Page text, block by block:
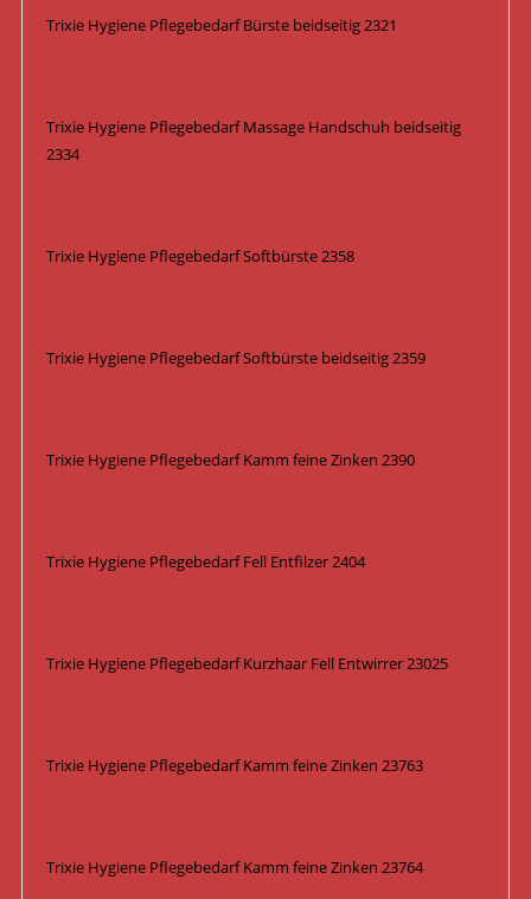
Trixie Hygiene Pflegebedarf Bürste beidseitig 2321
Trixie Hygiene Pflegebedarf Massage Handschuh beidseitig
2334
Trixie Hygiene Pflegebedarf Softbürste 2358
Trixie Hygiene Pflegebedarf Softbürste beidseitig 2359
Trixie Hygiene Pflegebedarf Kamm feine Zinken 2390
Trixie Hygiene Pflegebedarf Fell Entfilzer 2404
Trixie Hygiene Pflegebedarf Kurzhaar Fell Entwirrer 23025
Trixie Hygiene Pflegebedarf Kamm feine Zinken 23763
Trixie Hygiene Pflegebedarf Kamm feine Zinken 23764